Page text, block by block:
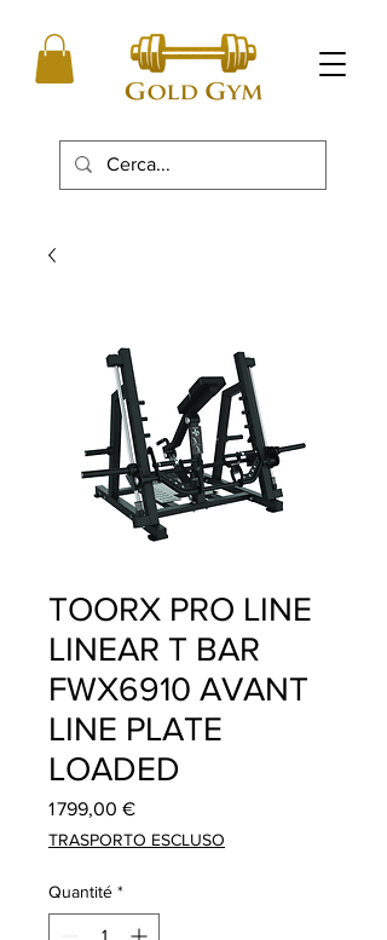
TOORX PRO LINE
LINEAR T BAR
FWX6910 AVANT
LINE PLATE
LOADED
1 799,00 €Prix
TRASPORTO ESCLUSO
Quantité *